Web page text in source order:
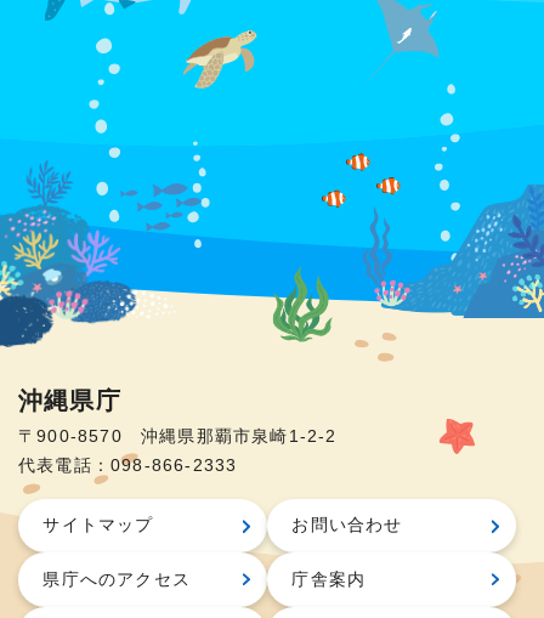
沖縄県庁
〒900-8570 沖縄県那覇市泉崎1-2-2
代表電話：098-866-2333
サイトマップ お問い合わせ
県庁へのアクセス 庁舎案内